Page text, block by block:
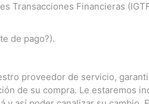
Transacciones Financieras
de pago?).
proveedor de servicio,
de su compra. Le estaremos